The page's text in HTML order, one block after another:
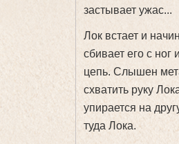
застывает ужас...
Лок встает и
сбивает его с ног
цепь. Слышен
схватить руку
упирается на
туда Лока.